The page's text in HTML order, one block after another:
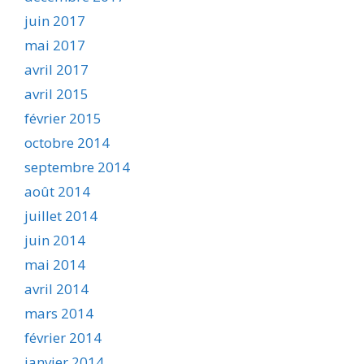
juin 2017
mai 2017
avril 2017
avril 2015
février 2015
octobre 2014
septembre 2014
août 2014
juillet 2014
juin 2014
mai 2014
avril 2014
mars 2014
février 2014